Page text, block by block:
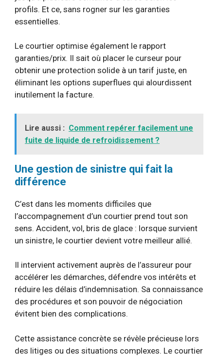
profils. Et ce, sans rogner sur les garanties
essentielles.
Le courtier optimise également le rapport
garanties/prix. Il sait où placer le curseur pour
obtenir une protection solide à un tarif juste, en
éliminant les options superflues qui alourdissent
inutilement la facture.
Lire aussi : Comment repérer facilement une
fuite de liquide de refroidissement ?
Une gestion de sinistre qui fait la
différence
C’est dans les moments difficiles que
l’accompagnement d’un courtier prend tout son
sens. Accident, vol, bris de glace : lorsque survient
un sinistre, le courtier devient votre meilleur allié.
Il intervient activement auprès de l’assureur pour
accélérer les démarches, défendre vos intérêts et
réduire les délais d’indemnisation. Sa connaissance
des procédures et son pouvoir de négociation
évitent bien des complications.
Cette assistance concrète se révèle précieuse lors
des litiges ou des situations complexes. Le courtier